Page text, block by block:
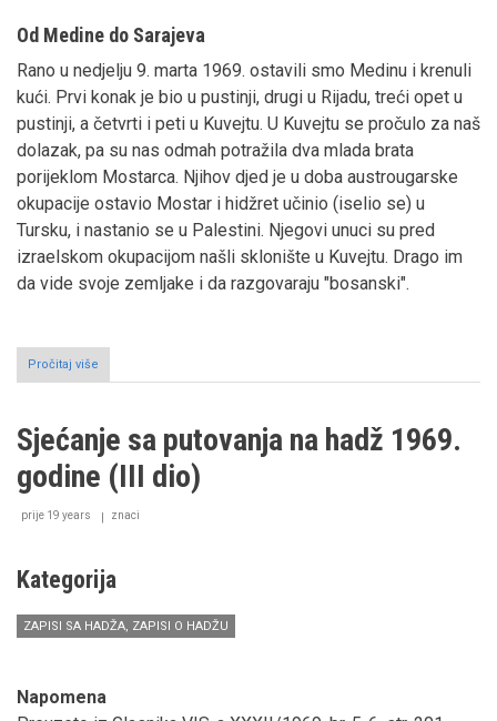
Od Medine do Sarajeva
Rano u nedjelju 9. marta 1969. ostavili smo Medinu i krenuli
kući. Prvi konak je bio u pustinji, drugi u Rijadu, treći opet u
pustinji, a četvrti i peti u Kuvejtu. U Kuvejtu se pročulo za naš
dolazak, pa su nas odmah potražila dva mlada brata
porijeklom Mostarca. Njihov djed je u doba austrougarske
okupacije ostavio Mostar i hidžret učinio (iselio se) u
Tursku, i nastanio se u Palestini. Njegovi unuci su pred
izraelskom okupacijom našli sklonište u Kuvejtu. Drago im
da vide svoje zemljake i da razgovaraju "bosanski".
Pročitaj više
Sjećanje
na
hadž
1969.
godine
(IV
Sjećanje sa putovanja na hadž 1969.
godine (III dio)
prije 19 years znaci
Kategorija
ZAPISI SA HADŽA, ZAPISI O HADŽU
Napomena